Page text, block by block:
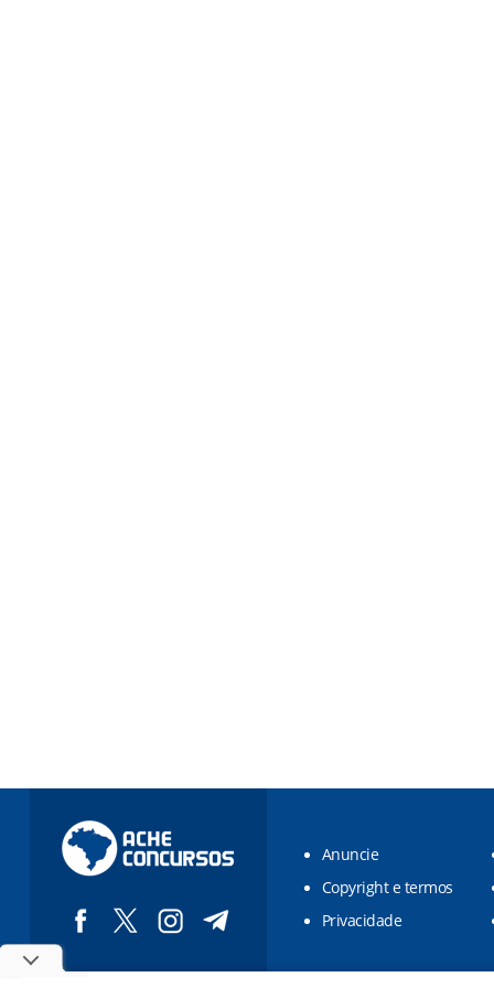
Anuncie
Copyright e termos
Privacidade